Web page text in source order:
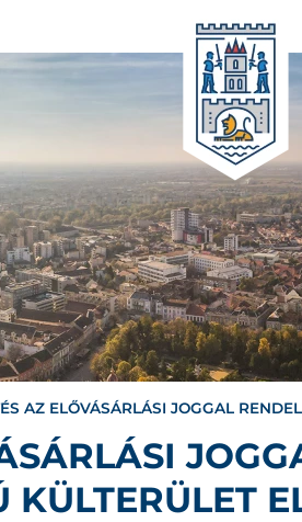
AZ ELŐVÁSÁRLÁSI JOGGAL